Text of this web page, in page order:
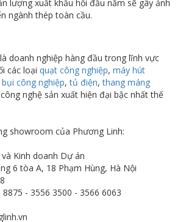
lượng xuất khẩu hồi đầu năm sẽ gây ảnh
ngành thép toàn cầu.
doanh nghiệp hàng đầu trong lĩnh vực
các loại quạt công nghiệp, máy hút
công nghiệp,tủ điện,thang máng
nghệ sản xuất hiện đại bậc nhất thế
showroom của Phương Linh:
Kinh doanh Dự án
6 tòa A, 18 Phạm Hùng, Hà Nội
- 3556 3500 - 3566 6063